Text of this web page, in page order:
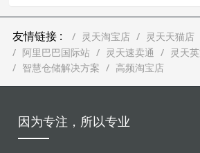
友情链接 : 灵天淘宝店 灵天天猫店
阿里巴巴国际站
灵天速卖通
灵天
智慧仓储解决方案
高频淘宝店
因为专注，所以专业